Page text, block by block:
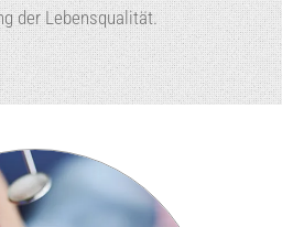
der Lebensqualität.